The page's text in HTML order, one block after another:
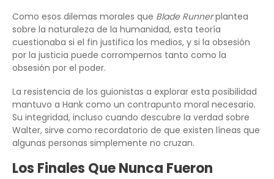
Como esos dilemas morales que Blade Runnerplantea
sobre la naturaleza de la humanidad, esta teoría
cuestionaba si el fin justifica los medios, y si la obsesión
por la justicia puede corrompernos tanto como la
obsesión por el poder.
La resistencia de los guionistas a explorar esta posibilidad
mantuvo a Hank como un contrapunto moral necesario.
Su integridad, incluso cuando descubre la verdad sobre
Walter, sirve como recordatorio de que existen líneas que
algunas personas simplemente no cruzan.
Los Finales Que Nunca Fueron